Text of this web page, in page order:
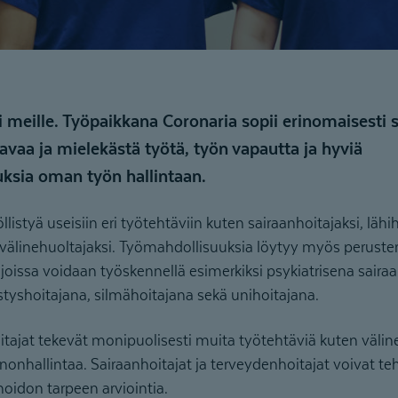
Työpaikkana Coronaria sopii erinomaisesti
ja mielekästä työtä, työn vapautta ja hyviä
oman työn hallintaan.
useisiin eri työtehtäviin kuten sairaanhoitajaksi,
Työmahdollisuuksia löytyy myös
voidaan työskennellä esimerkiksi psykiatrisena
silmähoitajana sekä unihoitajana.
tekevät monipuolisesti muita työtehtäviä kuten
Sairaanhoitajat ja terveydenhoitajat voivat
tarpeen arviointia.